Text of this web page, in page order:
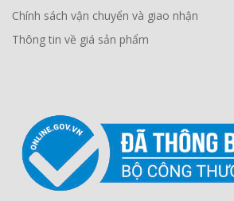
Chính sách vận chuyển và giao nhận
Thông tin về giá sản phẩm